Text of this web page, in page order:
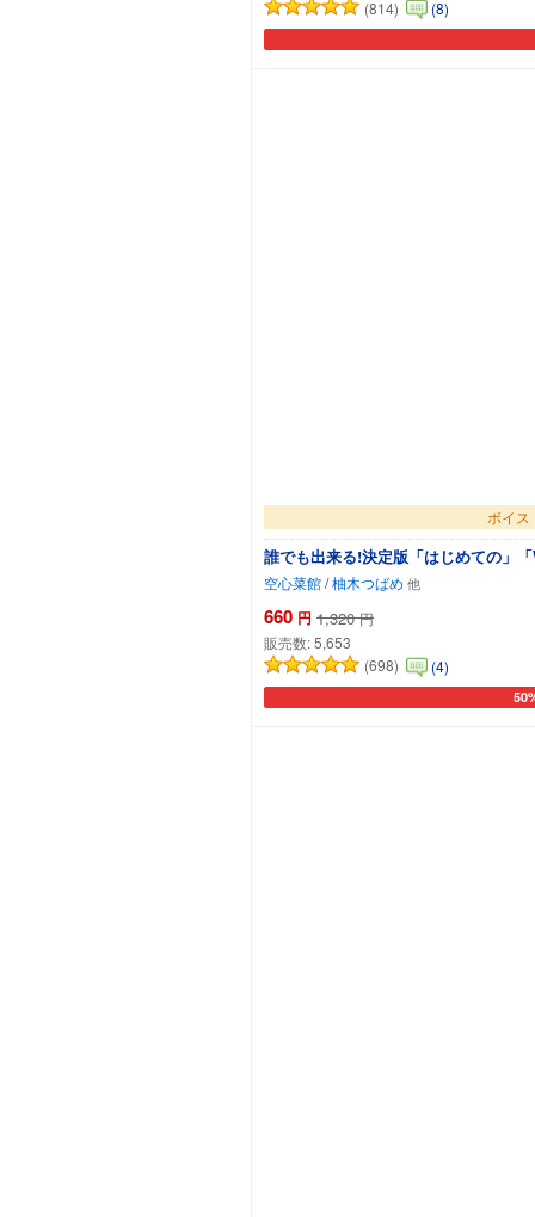
(814)
(8)
ボイス
誰でも出来る!決定版「はじめての」
空心菜館/柚木つばめ
660 円 1,320 円
販売数:5,653
(698)
(4)
カー